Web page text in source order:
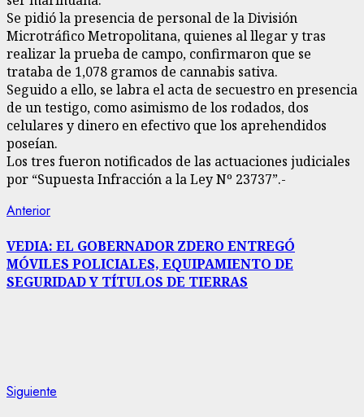
Se pidió la presencia de personal de la División
Microtráfico Metropolitana, quienes al llegar y tras
realizar la prueba de campo, confirmaron que se
trataba de 1,078 gramos de cannabis sativa.
Seguido a ello, se labra el acta de secuestro en presencia
de un testigo, como asimismo de los rodados, dos
celulares y dinero en efectivo que los aprehendidos
poseían.
Los tres fueron notificados de las actuaciones judiciales
por “Supuesta Infracción a la Ley Nº 23737”.-
Navegación
de
entradas
AnteriorEntrada
VEDIA: EL GOBERNADOR ZDERO ENTREGÓ
MÓVILES POLICIALES, EQUIPAMIENTO DE
SEGURIDAD Y TÍTULOS DE TIERRAS
Siguiente